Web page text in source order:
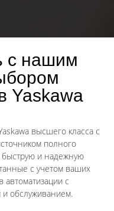
с нашим
Yaskawa
высшего класса с
полного
быструю и надежную
с учетом ваших
автоматизации с
обслуживанием.